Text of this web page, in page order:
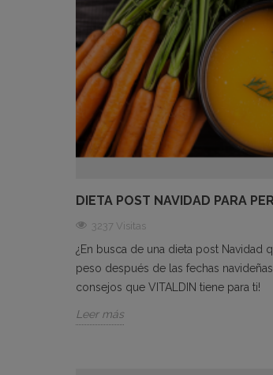
DIETA POST NAVIDAD PARA
3237 Visitas
¿En busca de una dieta post Navidad
peso después de las fechas
consejos que VITALDIN tiene para ti!
Leer más